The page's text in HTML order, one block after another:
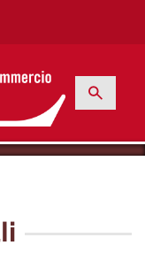
D'ITALIA
Cerca
h